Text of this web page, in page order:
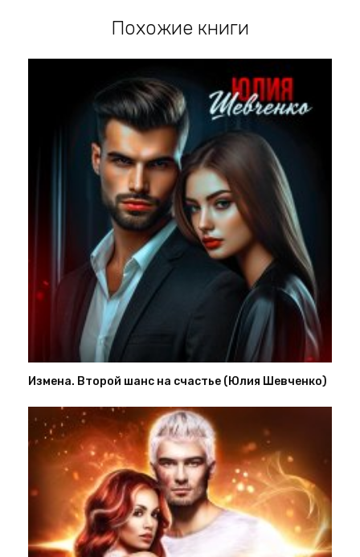
Похожие книги
Измена. Второй шанс на счастье (Юлия Шевченко)